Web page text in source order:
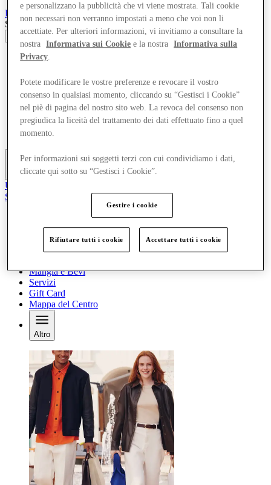
Bridgend
Designer Outlet
Search input
Negozi
Pianifica la tua visita
Cosa c'è in programma
Mangia e Bevi
Servizi
Gift Card
Mappa del Centro
Altro
Unisciti al Club
Salvata
Negozi
Offerte
Pianifica la tua visita
Mangia e Bevi
Servizi
Gift Card
Mappa del Centro
Altro
e personalizzano la pubblicità che vi viene mostrata. Tali cookie
non necessari non verranno impostati a meno che voi non li
accettiate. Per ulteriori informazioni, vi invitiamo a consultare la
nostra
Informativa sui Cookie e la nostra
Informativa sulla
Privacy.
Potete modificare le vostre preferenze e revocare il vostro
consenso in qualsiasi momento, cliccando su “Gestisci i Cookie”
nel piè di pagina del nostro sito web. La revoca del consenso non
pregiudica la liceità del trattamento dei dati effettuato fino a quel
momento.
Per informazioni sui soggetti terzi con cui condividiamo i dati,
cliccate qui sotto su “Gestisci i Cookie”.
Gestire i cookie
Rifiutare tutti i cookie Accettare tutti i cookie